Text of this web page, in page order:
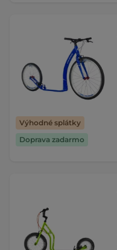
Výhodné splátky
Doprava zadarmo